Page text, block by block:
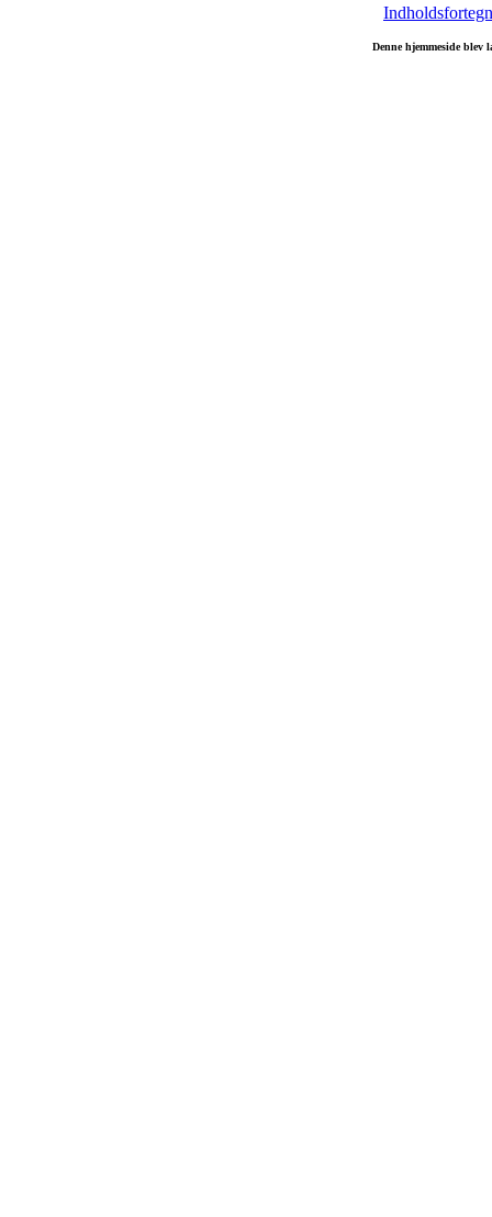
Denne hjemmeside blev